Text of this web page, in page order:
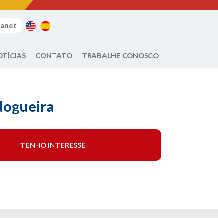
CONTATO TRABALHE CONOSCO
TENHO INTERESSE